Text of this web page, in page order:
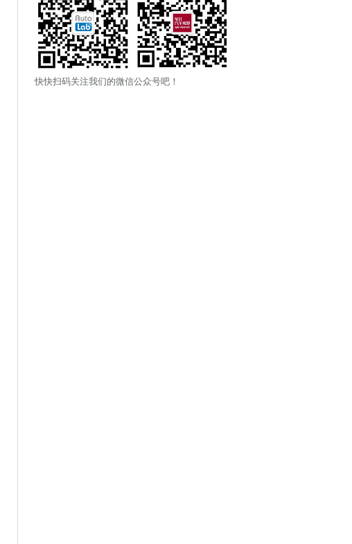
快快扫码关注我们的微信公众号吧！